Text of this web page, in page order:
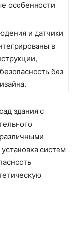
особенности
и датчики
в
без
здания с
систем